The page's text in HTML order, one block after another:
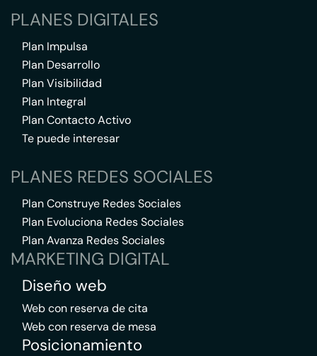
PLANES DIGITALES
Plan Impulsa
Plan Desarrollo
Plan Visibilidad
Plan Integral
Plan Contacto Activo
Te puede interesar
PLANES REDES SOCIALES
Plan Construye Redes Sociales
Plan Evoluciona Redes Sociales
Plan Avanza Redes Sociales
MARKETING DIGITAL
Diseño web
Web con reserva de cita
Web con reserva de mesa
Posicionamiento